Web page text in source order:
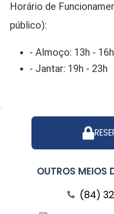
Horário de
público):
- Almoço: 13h - 16h
- Jantar: 19h - 23h
OUTROS MEIOS
(84)